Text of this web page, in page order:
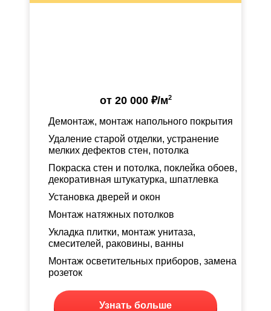
от20 000 ₽/м2
Демонтаж, монтаж напольного покрытия
Удаление старой отделки, устранение
мелких дефектов стен, потолка
Покраска стен и потолка, поклейка обоев,
декоративная штукатурка, шпатлевка
Установка дверей и окон
Монтаж натяжных потолков
Укладка плитки, монтаж унитаза,
смесителей, раковины, ванны
Монтаж осветительных приборов, замена
розеток
Узнать больше